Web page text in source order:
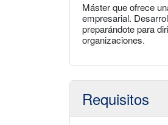
Máster que ofrece
empresarial.
preparándote para
organizaciones.
Requisitos